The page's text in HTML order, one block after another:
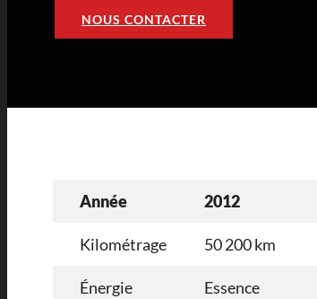
NOUS CONTACTER
Année 2012
Kilométrage 50 200 km
Énergie Essence